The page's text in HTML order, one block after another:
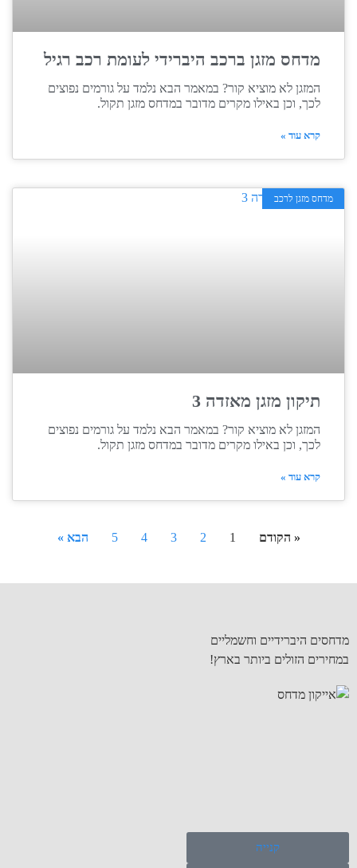
מדחס מזגן ברכב היברידי לעומת רכב רגיל
המזגן לא מוציא קור? במאמר הבא נלמד על גורמים נפוצים
לכך, וכן באילו מקרים מדובר במדחס מזגן תקול.
קרא עוד »
מדחס מזגן לרכב
תיקון מזגן מאזדה 3
המזגן לא מוציא קור? במאמר הבא נלמד על גורמים נפוצים
לכך, וכן באילו מקרים מדובר במדחס מזגן תקול.
קרא עוד »
« הקודם הבא »
מדחסים היברידיים וחשמליים
במחירים הזולים ביותר בארץ!
קנייה